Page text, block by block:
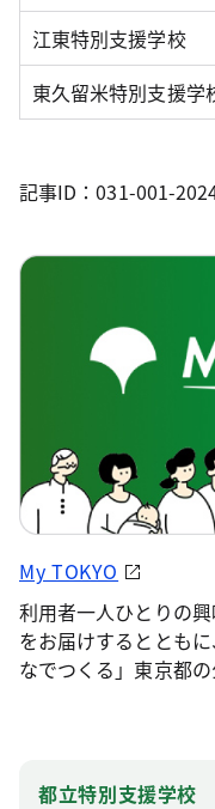
江東特別支援学校
東久留米特別支援学
記事ID：031-001-
My TOKYO
利用者一人ひとりの
をお届けするととも
なでつくる」東京都の
都立特別支援学校